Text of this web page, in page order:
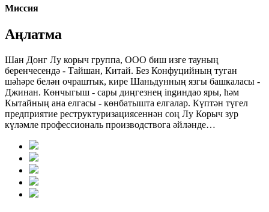
Миссия
Аңлатма
Шан Донг Лу корыч группа, ООО биш изге тауның
беренчесендә - Тайшан, Китай. Без Конфуцийның туган
шәһәре белән очраштык, кире Шаньдунның язгы башкаласы -
Джинан. Көнчыгыш - сары диңгезнең ingиндао яры, һәм
Кытайның ана елгасы - көнбатышта елгалар. Күптән түгел
предприятие реструктуризациясеннән соң Лу Корыч зур
күләмле профессиональ производствога әйләнде…